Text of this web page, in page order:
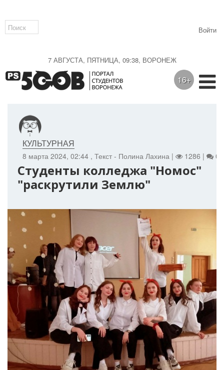
7 АВГУСТА, ПЯТНИЦА, 09:38, ВОРОНЕЖ
Войти
16+
8 марта 2024, 02:44 , Текст - Полина Лахина | 1286 | 0
КУЛЬТУРНАЯ
Студенты колледжа "Номос"
"раскрутили Землю"